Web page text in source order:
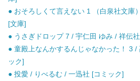
● おそろしくて言えない 1 （白泉社文庫
[文庫]
● うさぎドロップ 7 / 宇仁田 ゆみ / 祥伝
● 童殿上なんかするんじゃなかった！ 3 /
ック]
● 投愛 / りべるむ / 一迅社 [コミック]